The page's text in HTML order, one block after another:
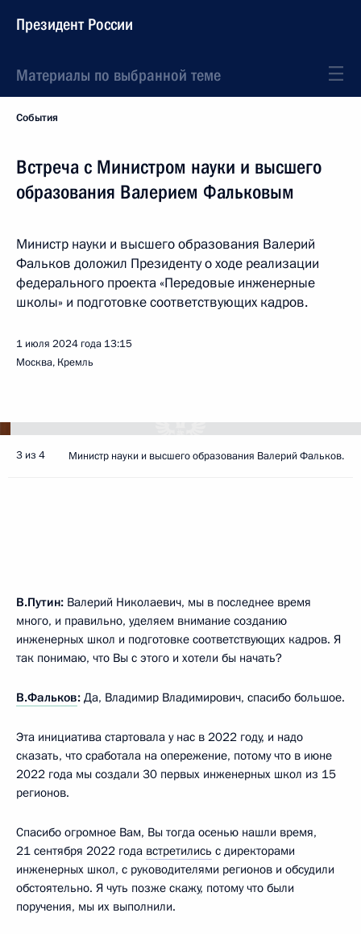
Президент России
Материалы по выбранной теме
События
Встреча с Министром науки и высшего
образования Валерием Фальковым
Министр науки и высшего образования Валерий
Фальков доложил Президенту о ходе реализации
федерального проекта «Передовые инженерные
школы» и подготовке соответствующих кадров.
1 июля 2024 года 13:15
Москва, Кремль
3 из 4 Министр науки и высшего образования Валерий Фальков.
В.Путин: Валерий Николаевич, мы в последнее время
много, и правильно, уделяем внимание созданию
инженерных школ и подготовке соответствующих кадров. Я
так понимаю, что Вы с этого и хотели бы начать?
В.Фальков: Да, Владимир Владимирович, спасибо большое.
Эта инициатива стартовала у нас в 2022 году, и надо
сказать, что сработала на опережение, потому что в июне
2022 года мы создали 30 первых инженерных школ из 15
регионов.
Спасибо огромное Вам, Вы тогда осенью нашли время,
21 сентября 2022 года встретились с директорами
инженерных школ, с руководителями регионов и обсудили
обстоятельно. Я чуть позже скажу, потому что были
поручения, мы их выполнили.